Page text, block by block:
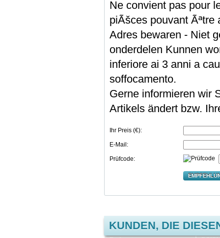
Ne convient pas pour
piÃšces pouvant
Adres bewaren - Niet
onderdelen Kunnen
inferiore ai 3 anni a
soffocamento.
Gerne informieren wir
Artikels ändert bzw.
Ihr Preis (€):
E-Mail:
Prüfcode:
KUNDEN, DIE